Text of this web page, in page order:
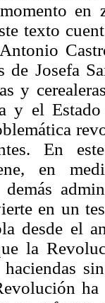
en
texto
de Josefa
y
y el
En
en
en un
desde el
la
ha